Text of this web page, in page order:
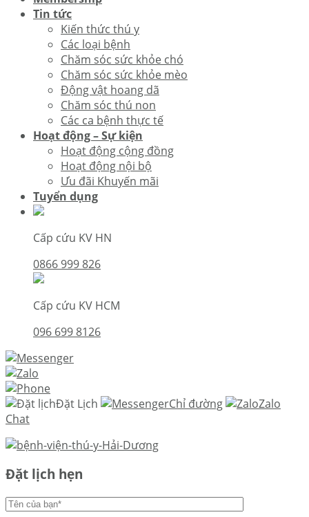
Tin tức
Kiến thức thú y
Các loại bệnh
Chăm sóc sức khỏe chó
Chăm sóc sức khỏe mèo
Động vật hoang dã
Chăm sóc thú non
Các ca bệnh thực tế
Hoạt động – Sự kiện
Hoạt động cộng đồng
Hoạt động nội bộ
Ưu đãi Khuyến mãi
Tuyển dụng
Cấp cứu KV HN
0866 999 826
Cấp cứu KV HCM
096 699 8126
Đặt Lịch Chỉ đường
Zalo
Chat
Đặt lịch hẹn